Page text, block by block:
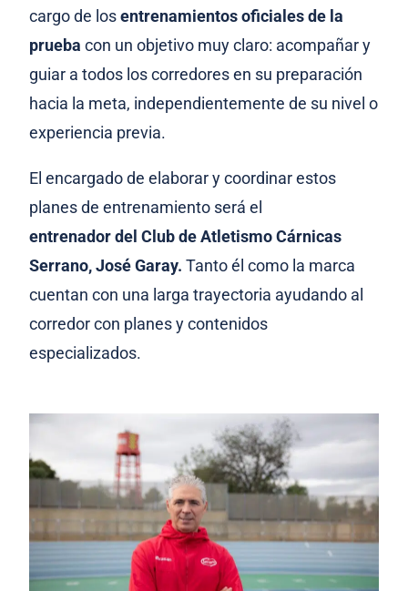
cargo de losentrenamientos oficiales de la
prueba con un objetivo muy claro: acompañar y
guiar a todos los corredores en su preparación
hacia la meta, independientemente de su nivel o
experiencia previa.
El encargado de elaborar y coordinar estos
planes de entrenamiento será el
entrenador del Club de Atletismo Cárnicas
Serrano, José Garay. Tanto él como la marca
cuentan con una larga trayectoria ayudando al
corredor con planes y contenidos
especializados.